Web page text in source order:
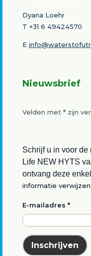
Dyana Loehr
T +31 6 49424570
E
Nieuwsbrief
Velden met *zijn
Schrijf u in voor de
Life NEW HYTS
ontvang deze
informatie
E-mailadres *
Inschrijven